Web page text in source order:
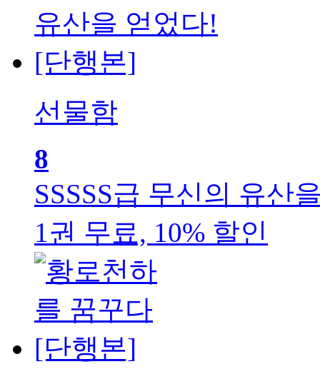
선물함
8
SSSSS급 무신의 유산
1권 무료, 10% 할인